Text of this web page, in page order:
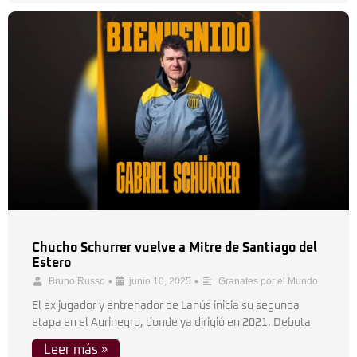
Chucho Schurrer vuelve a Mitre de Santiago del
Estero
Bruno Russo • junio 10, 2025 • Granates por el Mundo
El ex jugador y entrenador de Lanús inicia su segunda
etapa en el Aurinegro, donde ya dirigió en 2021. Debuta
Leer más »